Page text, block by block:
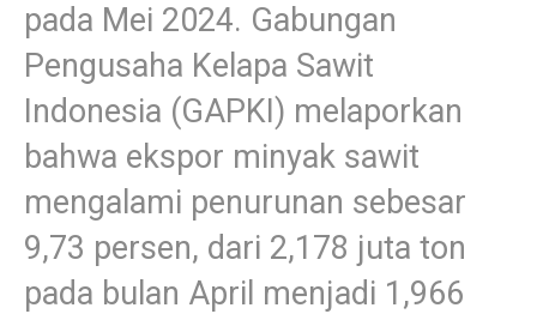
pada Mei 2024. Gabungan
Pengusaha Kelapa Sawit
Indonesia (GAPKI) melaporkan
bahwa ekspor minyak sawit
mengalami penurunan sebesar
9,73 persen, dari 2,178 juta ton
pada bulan April menjadi 1,966